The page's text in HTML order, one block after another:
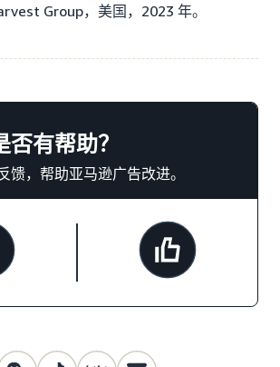
Group，美国，2023 年。
否有帮助？
馈，帮助亚马逊广告改进。